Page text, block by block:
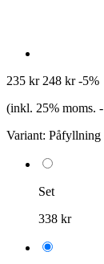
235 kr 248 kr -5%
(inkl. 25% moms. -
Variant: Påfyllning
Set
338 kr